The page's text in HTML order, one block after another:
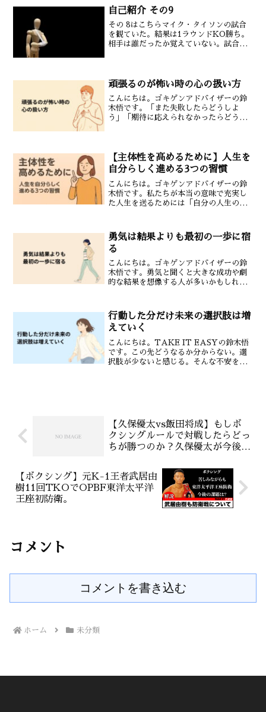
係は驚くほどスムーズになります。今回
は人間関係を円滑にするため...
自己紹介 その9
その 8はこちらマイク・タイソンの試合
を観ていた。結果は1ラウンドKO勝ち。
相手は誰だったか覚えていない。試合内
トが相手のおでこよ...
頑張るのが怖い時の心の扱い方
こんにちは。ゴキゲンアドバイザーの鈴
木悟です。「また失敗したらどうしよ
う」「期待に応えられなかったらどうし
る証拠なんです。「怖い」は...
【主体性を高めるために】人生を
自分らしく進める3つの習慣
こんにちは。ゴキゲンアドバイザーの鈴
木悟です。私たちが本当の意味で充実し
た人生を送るためには「自分の人生の舵
「主体性」と呼びます。主体性が高い人
は他人や環境に振り回さ...
勇気は結果よりも最初の一歩に宿
る
こんにちは。ゴキゲンアドバイザーの鈴
木悟です。勇気と聞くと大きな成功や劇
的な結果を想像する人が多いかもしれま
は大きな行動ではない勇気とは必ずしも
大きな挑戦を意味するもの...
行動した分だけ未来の選択肢は増
えていく
こんにちは。TAKE IT EASYの鈴木悟
です。この先どうなるか分からない。選
択肢が少ないと感じる。そんな不安を抱
【久保優太vs飯田将成】もしボ
クシングルールで対戦したらどっ
ちが勝つのか？久保優太が今後ボ
れるのか？
【ボクシング】元K-1王者武居由
樹11回TKOでOPBF東洋太平洋
王座初防衛。
コメント
コメントを書き込む
ホーム 未分類